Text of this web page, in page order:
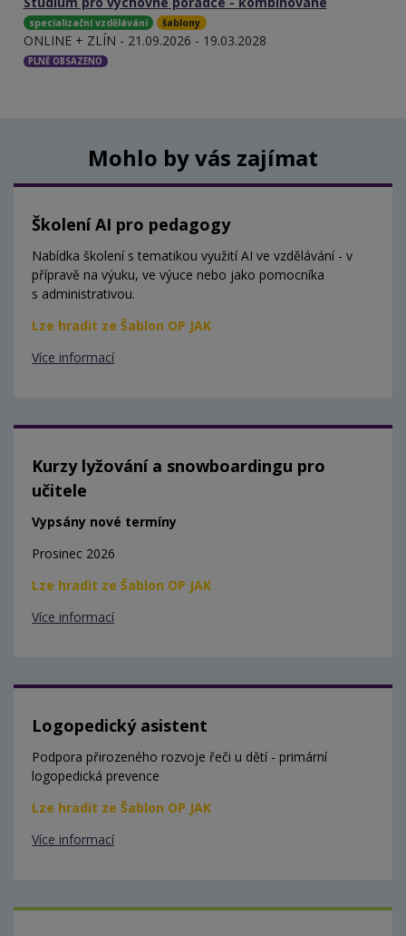
specializační vzdělávání šablony
ONLINE + ZLÍN - 21.09.2026 - 19.03.2028
PLNĚ OBSAZENO
Mohlo by vás zajímat
Školení AI pro pedagogy
Nabídka školení s tematikou využití AI ve vzdělávání - v
přípravě na výuku, ve výuce nebo jako pomocníka
s administrativou.
Lze hradit ze Šablon OP JAK
Více informací
Kurzy lyžování a snowboardingu pro
učitele
Vypsány nové termíny
Prosinec 2026
Lze hradit ze Šablon OP JAK
Více informací
Logopedický asistent
Podpora přirozeného rozvoje řeči u dětí - primární
logopedická prevence
Lze hradit ze Šablon OP JAK
Více informací